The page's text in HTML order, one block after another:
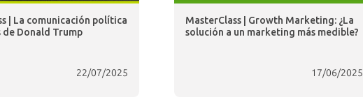
| La comunicación política
de Donald Trump
22/07/2025
MasterClass | Growth Marketing: ¿La
solución a un marketing más medible?
17/06/2025